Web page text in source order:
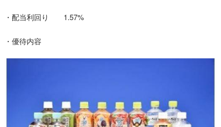
・配当利回り 1.57%
・優待内容